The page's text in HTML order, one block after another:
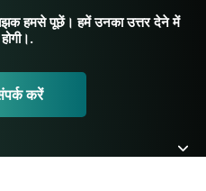
हमसे पूछें। हमें उनका उत्तर देने में
करें